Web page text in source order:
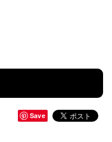
Save